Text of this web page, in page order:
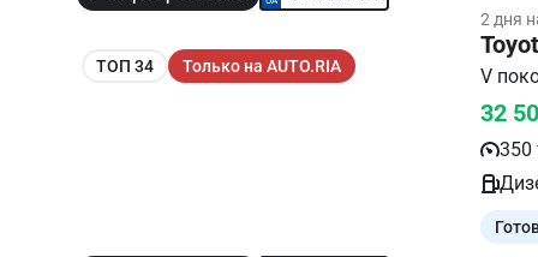
2 дня
ТОП 34 Только на AUTO.RIA
32
350